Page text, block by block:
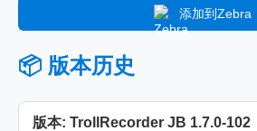
添加到Zebra
📦 版本历史
版本: TrollRecorder JB 1.7.0-102